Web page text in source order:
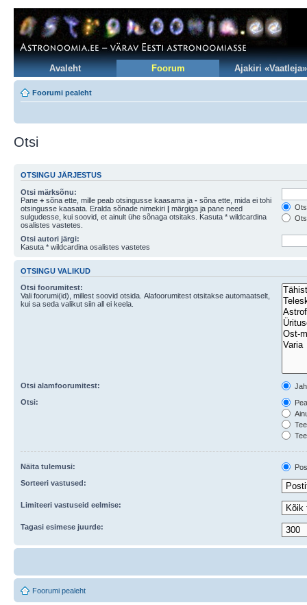
Avaleht Foorum Ajakiri «Vaatleja»
Foorumi pealeht
Otsi
OTSINGU JÄRJESTUS
Otsi märksõnu:
Pane + sõna ette, mille peab otsingusse kaasama ja - sõna ette, mida ei tohi
otsingusse kaasata. Eralda sõnade nimekiri | märgiga ja pane need
sulgudesse, kui soovid, et ainult ühe sõnaga otsitaks. Kasuta * wildcardina
osalistes vastetes.
Otsi autori järgi:
Kasuta * wildcardina osalistes vastetes
OTSINGU VALIKUD
Otsi foorumitest:
Vali foorumi(id), millest soovid otsida. Alafoorumitest otsitakse automaatselt,
kui sa seda valikut siin all ei keela.
Otsi alamfoorumitest:
Jah
Otsi:
Näita tulemusi:
Sorteeri vastused:
Limiteeri vastuseid eelmise:
Tagasi esimese juurde:
Foorumi pealeht